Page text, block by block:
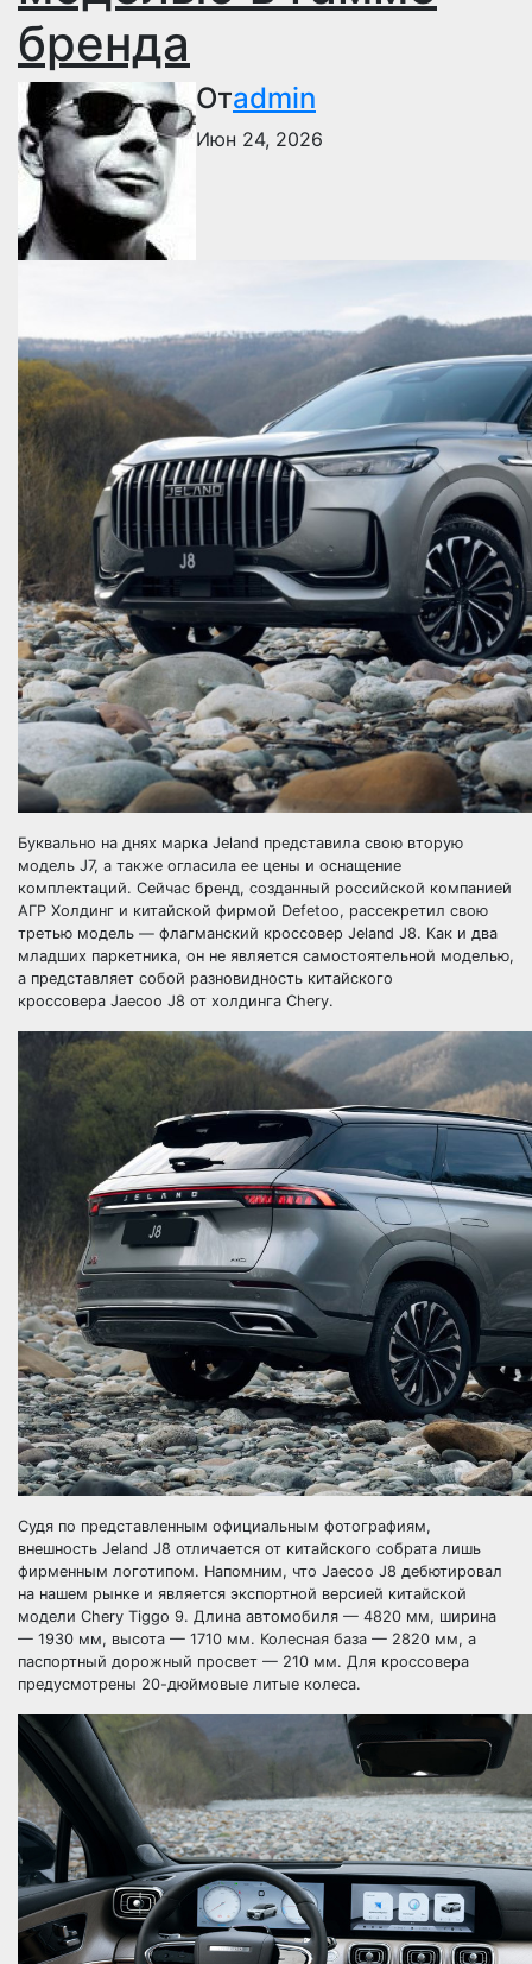
бренда
Отadmin
Июн 24, 2026
Буквально на днях марка Jeland представила свою вторую
модель J7, а также огласила ее цены и оснащение
комплектаций. Сейчас бренд, созданный российской компанией
АГР Холдинг и китайской фирмой Defetoo, рассекретил свою
третью модель — флагманский кроссовер Jeland J8. Как и два
младших паркетника, он не является самостоятельной моделью,
а представляет собой разновидность китайского
кроссовера Jaecoo J8 от холдинга Chery.
Судя по представленным официальным фотографиям,
внешность Jeland J8 отличается от китайского собрата лишь
фирменным логотипом. Напомним, что Jaecoo J8 дебютировал
на нашем рынке и является экспортной версией китайской
модели Chery Tiggo 9. Длина автомобиля — 4820 мм, ширина
— 1930 мм, высота — 1710 мм. Колесная база — 2820 мм, а
паспортный дорожный просвет — 210 мм. Для кроссовера
предусмотрены 20-дюймовые литые колеса.